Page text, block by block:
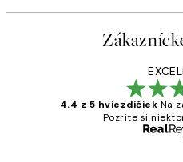
4.4 z 5 hviezdičiek Na
Pozrite si